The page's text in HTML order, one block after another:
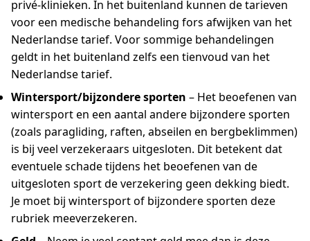
privé-klinieken. In het buitenland kunnen de tarieven
voor een medische behandeling fors afwijken van het
Nederlandse tarief. Voor sommige behandelingen
geldt in het buitenland zelfs een tienvoud van het
Nederlandse tarief.
Wintersport/bijzondere sporten – Het beoefenen van
wintersport en een aantal andere bijzondere sporten
(zoals paragliding, raften, abseilen en bergbeklimmen)
is bij veel verzekeraars uitgesloten. Dit betekent dat
eventuele schade tijdens het beoefenen van de
uitgesloten sport de verzekering geen dekking biedt.
Je moet bij wintersport of bijzondere sporten deze
rubriek meeverzekeren.